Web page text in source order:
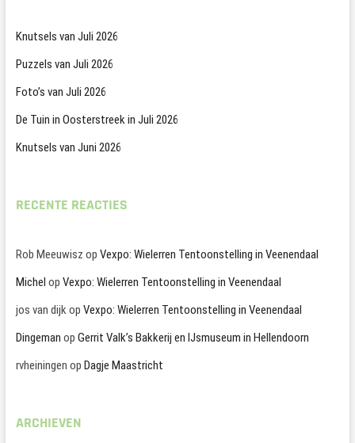
Knutsels van Juli 2026
Puzzels van Juli 2026
Foto’s van Juli 2026
De Tuin in Oosterstreek in Juli 2026
Knutsels van Juni 2026
RECENTE REACTIES
Rob Meeuwisz op Vexpo: Wielerren Tentoonstelling in Veenendaal
Michel op Vexpo: Wielerren Tentoonstelling in Veenendaal
jos van dijkop Vexpo: Wielerren Tentoonstelling in Veenendaal
Dingeman op Gerrit Valk’s Bakkerij en IJsmuseum in Hellendoorn
rvheiningen op Dagje Maastricht
ARCHIEVEN